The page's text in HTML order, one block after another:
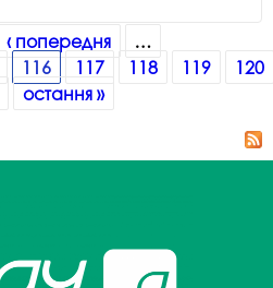
‹ попередня
…
116 117 118 119
120
остання »